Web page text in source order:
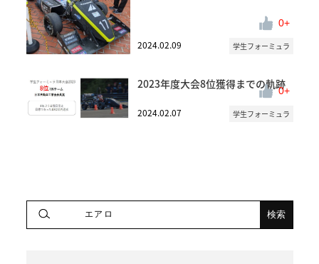
2024.02.09 学生フォーミュラ
0
2023年度大会8位獲得までの軌跡
2024.02.07 学生フォーミュラ
0